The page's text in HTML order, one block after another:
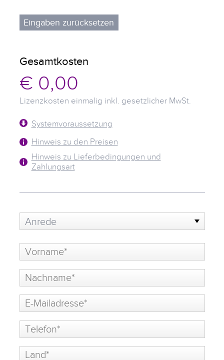
Gesamtkosten
€ 0,00
Lizenzkosten einmalig inkl. gesetzlicher MwSt.
Systemvoraussetzung
Hinweis zu den Preisen
Hinweis zu Lieferbedingungen und
Zahlungsart
Anrede